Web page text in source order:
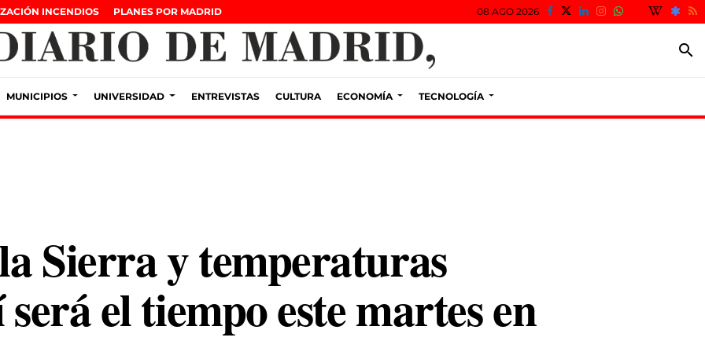
INCENDIOS PLANES POR MADRID 08 AGO 2026
search
MUNICIPIOS UNIVERSIDAD ENTREVISTAS CULTURA ECONOMÍA TECNOLOGÍA
Sierra y temperaturas
el tiempo este martes en